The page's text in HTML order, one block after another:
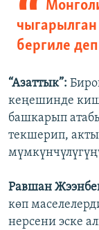
бергиле
“Азаттык”:
кеңешинде
башкарып
текшерип,
Равшан
көп
нерсени эске